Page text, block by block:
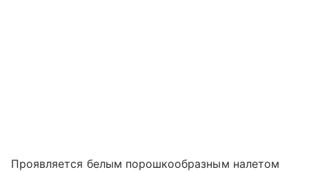
Проявляется белым порошкообразным налетом